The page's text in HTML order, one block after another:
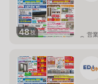
48枚
営